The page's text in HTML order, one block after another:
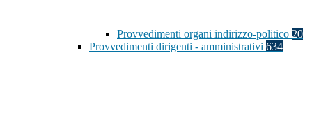
Provvedimenti organi indirizzo-politico 20
Provvedimenti dirigenti - amministrativi 634